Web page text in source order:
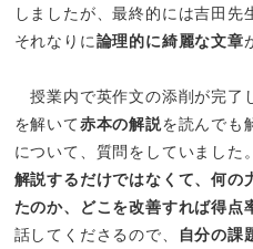
しましたが、最終的には吉田
それなりに論理的に綺麗な文章
授業内で英作文の添削が完了
を解いて赤本の解説を読んでも
について、質問をしていました
解説するだけではなくて、何の
たのか、どこを改善すれば得点
話してくださるので、
自分の課